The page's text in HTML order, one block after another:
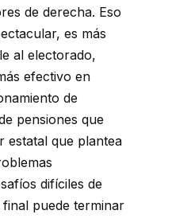
de derecha. Eso
es más
al electorado,
efectivo en
de
pensiones que
estatal que plantea
difíciles de
puede terminar